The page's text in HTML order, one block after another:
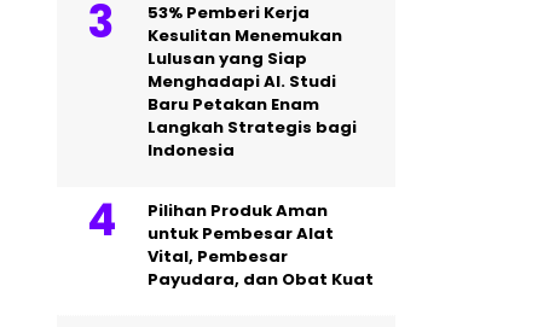
53% Pemberi Kerja
Kesulitan Menemukan
Lulusan yang Siap
Menghadapi AI. Studi
Baru Petakan Enam
Langkah Strategis bagi
Indonesia
Pilihan Produk Aman
untuk Pembesar Alat
Vital, Pembesar
Payudara, dan Obat Kuat